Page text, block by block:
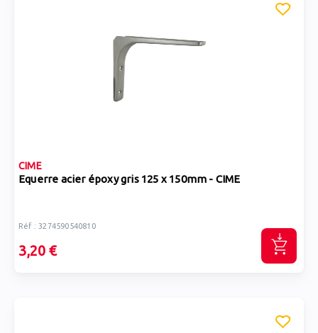
CIME
Equerre acier époxy gris 125 x 150mm - CIME
Réf : 3274590540810
3,20 €